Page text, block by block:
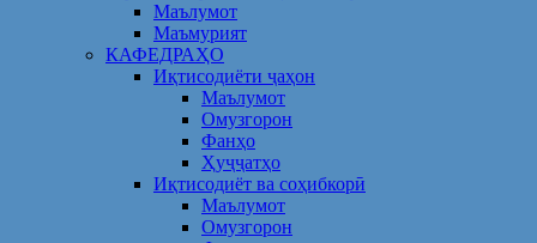
Маълумот
Маъмурият
КАФЕДРАҲО
Иқтисодиёти ҷаҳон
Маълумот
Омузгорон
Фанҳо
Ҳуҷҷатҳо
Иқтисодиёт ва соҳибкорӣ
Маълумот
Омузгорон